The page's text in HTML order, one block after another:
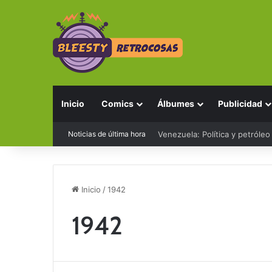
Inicio Comics Álbumes Publicidad
Noticias de última hora Venezuela: Política y petróleo
Inicio /1942
1942